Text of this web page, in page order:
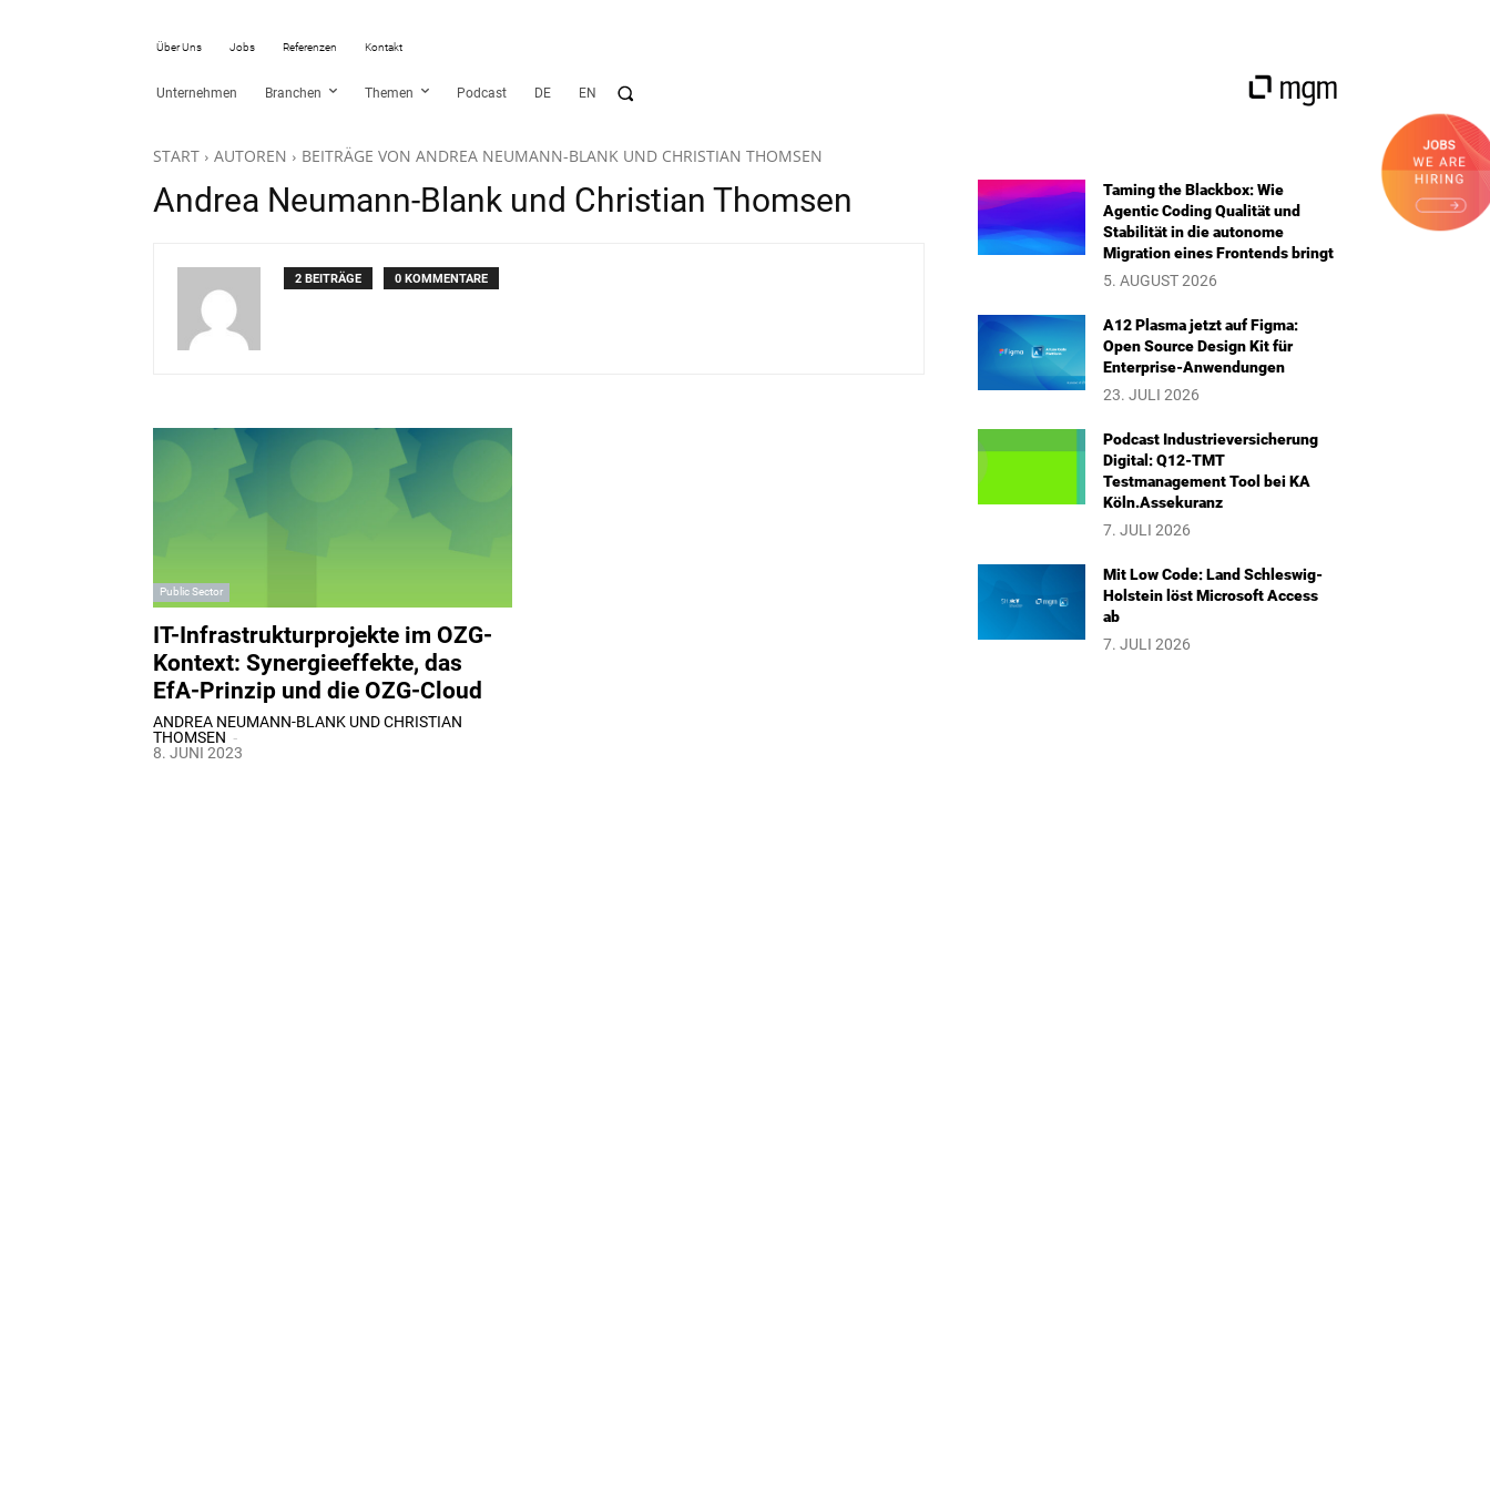
Über Uns Jobs Referenzen Kontakt
Unternehmen Branchen Themen Podcast DE EN
START AUTOREN BEITRÄGE VON ANDREA NEUMANN-BLANK UND CHRISTIAN THOMSEN
Andrea Neumann-Blank und Christian Thomsen
2 BEITRÄGE 0 KOMMENTARE
Public Sector
IT-Infrastrukturprojekte im OZG-
Kontext: Synergieeffekte, das
EfA-Prinzip und die OZG-Cloud
ANDREA NEUMANN-BLANK UND CHRISTIAN
THOMSEN -
8. JUNI 2023
Taming the Blackbox: Wie
Agentic Coding Qualität und
Stabilität in die autonome
Migration eines Frontends bringt
5. AUGUST 2026
A12 Plasma jetzt auf Figma:
Open Source Design Kit für
Enterprise-Anwendungen
23. JULI 2026
Podcast Industrieversicherung
Digital: Q12-TMT
Testmanagement Tool bei KA
Köln.Assekuranz
7. JULI 2026
Mit Low Code: Land Schleswig-
Holstein löst Microsoft Access
ab
7. JULI 2026